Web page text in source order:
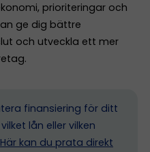
prioriteringar och
ge dig bättre
och utveckla ett mer
finansiering för ditt
lån eller vilken
Här kan du prata direkt